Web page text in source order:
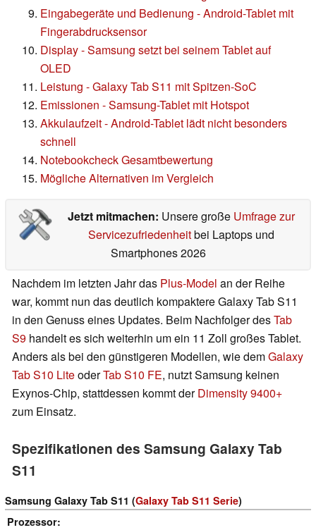
Eingabegeräte und Bedienung - Android-Tablet mit
Fingerabdrucksensor
Display - Samsung setzt bei seinem Tablet auf
OLED
Leistung - Galaxy Tab S11 mit Spitzen-SoC
Emissionen - Samsung-Tablet mit Hotspot
Akkulaufzeit - Android-Tablet lädt nicht besonders
schnell
Notebookcheck Gesamtbewertung
Mögliche Alternativen im Vergleich
Jetzt mitmachen: Unsere große Umfrage zur
Servicezufriedenheitbei Laptops und
Smartphones 2026
Nachdem im letzten Jahr das Plus-Model an der Reihe
war, kommt nun das deutlich kompaktere Galaxy Tab S11
in den Genuss eines Updates. Beim Nachfolger desTab
S9 handelt es sich weiterhin um ein 11 Zoll großes Tablet.
Anders als bei den günstigeren Modellen, wie demGalaxy
Tab S10 LiteoderTab S10 FE, nutzt Samsung keinen
Exynos-Chip, stattdessen kommt derDimensity 9400+
zum Einsatz.
Spezifikationen des Samsung Galaxy Tab
S11
Samsung Galaxy Tab S11 (Galaxy Tab S11 Serie)
Prozessor